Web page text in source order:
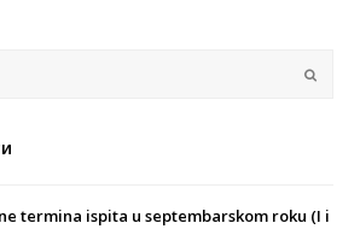
termina ispita u septembarskom roku (I i